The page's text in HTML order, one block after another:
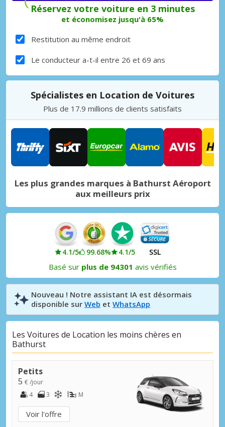
Réservez votre voiture en 3 minutes
et économisez jusqu'à 65%
Restitution au même endroit
Le conducteur a-t-il entre 26 et 69 ans
Spécialistes en Location de Voitures
Plus de 17.9 millions de clients satisfaits
Les plus grandes marques à Bathurst Aéroport
aux meilleurs prix
4.1/5 99.68% 4.1/5 SSL
Basé sur plus de 94301 avis vérifiés
Nouveau ! Notre assistant IA est désormais
disponible sur Web et WhatsApp
Les Voitures de Location les moins chères en
Bathurst
Petits
5 € /jour
4
3 M
Voir l'offre